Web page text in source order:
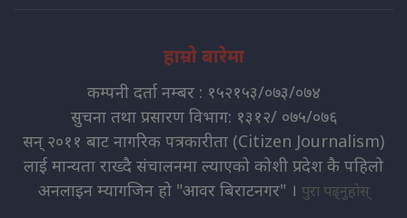
हाम्रो बारेमा
कम्पनी दर्ता नम्बर : १५२१५३/०७३/०७४
सुचना तथा प्रसारण विभाग: १३१२/ ०७५/०७६
सन् २०११ बाट नागरिक पत्रकारीता (Citizen Journalism)
लाई मान्यता राख्दै संचालनमा ल्याएको कोशी प्रदेश कै पहिलो
अनलाइन म्यागजिन हो "आवर बिराटनगर" । पुरा पढ्नुहोस्